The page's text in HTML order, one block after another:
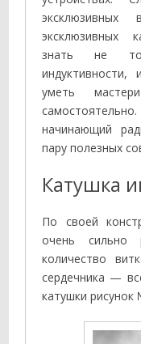
эксклюзивных
знать не
уметь
начинающий
пару полезных
Катушка
По своей
очень сильно
количество
сердечника —
катушки рисунок